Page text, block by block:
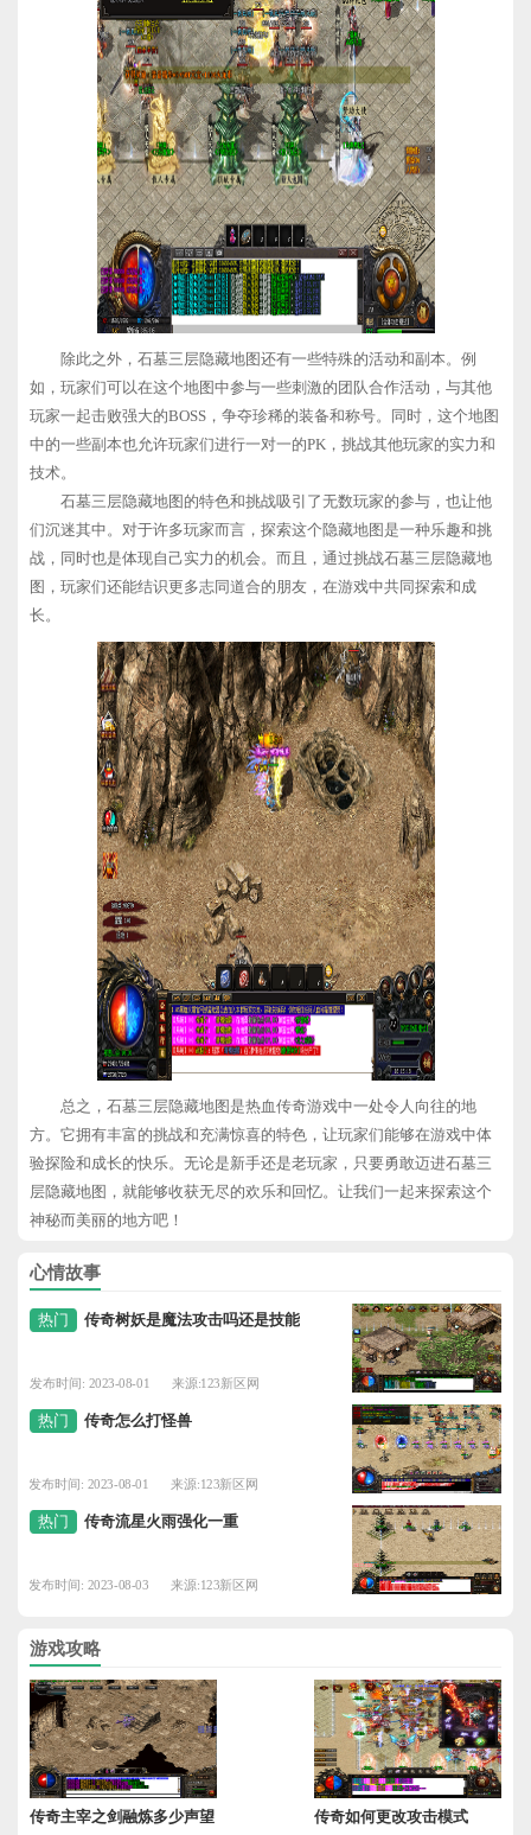
除此之外，石墓三层隐藏地图还有一些特殊的活动和副本。例
如，玩家们可以在这个地图中参与一些刺激的团队合作活动，与其他
玩家一起击败强大的BOSS，争夺珍稀的装备和称号。同时，这个地图
中的一些副本也允许玩家们进行一对一的PK，挑战其他玩家的实力和
技术。
石墓三层隐藏地图的特色和挑战吸引了无数玩家的参与，也让他
们沉迷其中。对于许多玩家而言，探索这个隐藏地图是一种乐趣和挑
战，同时也是体现自己实力的机会。而且，通过挑战石墓三层隐藏地
图，玩家们还能结识更多志同道合的朋友，在游戏中共同探索和成
长。
总之，石墓三层隐藏地图是热血传奇游戏中一处令人向往的地
方。它拥有丰富的挑战和充满惊喜的特色，让玩家们能够在游戏中体
验探险和成长的快乐。无论是新手还是老玩家，只要勇敢迈进石墓三
层隐藏地图，就能够收获无尽的欢乐和回忆。让我们一起来探索这个
神秘而美丽的地方吧！
心情故事
传奇树妖是魔法攻击吗还是技能
发布时间: 2023-08-01 来源:123新区网
热门
传奇怎么打怪兽
发布时间: 2023-08-01 来源:123新区网
热门
传奇流星火雨强化一重
发布时间: 2023-08-03 来源:123新区网
热门
游戏攻略
传奇主宰之剑融炼多少声望 传奇如何更改攻击模式